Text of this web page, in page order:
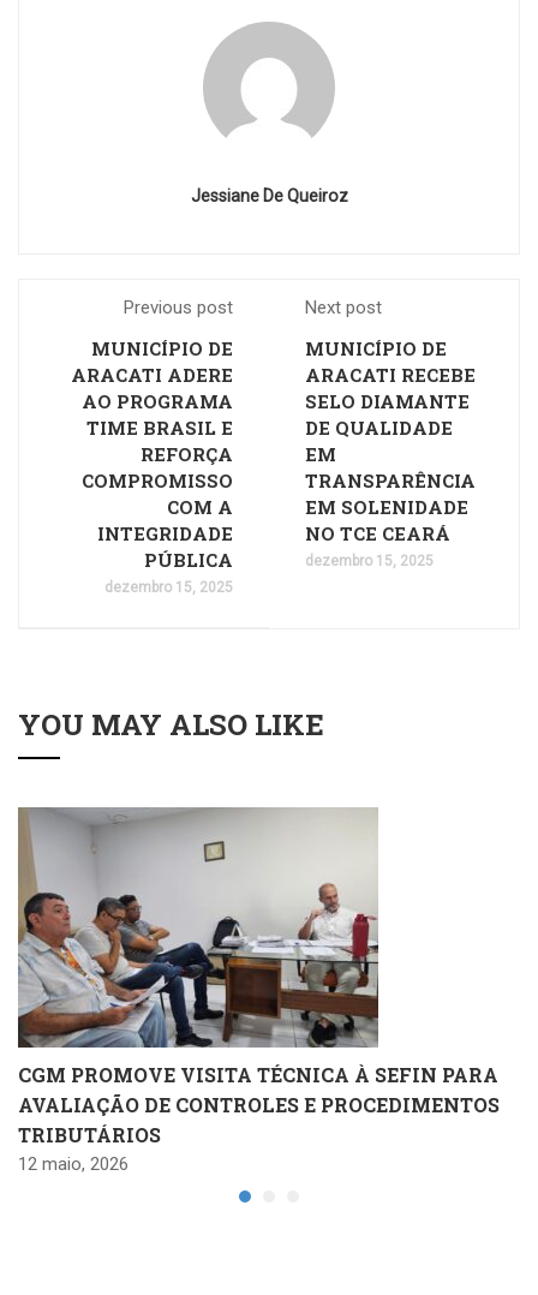
Jessiane De Queiroz
Previous post
MUNICÍPIO DE
ARACATI ADERE
AO PROGRAMA
TIME BRASIL E
REFORÇA
COMPROMISSO
COM A
INTEGRIDADE
PÚBLICA
dezembro 15, 2025
Next post
MUNICÍPIO DE
ARACATI RECEBE
SELO DIAMANTE
DE QUALIDADE
EM
TRANSPARÊNCIA
EM SOLENIDADE
NO TCE CEARÁ
dezembro 15, 2025
YOU MAY ALSO LIKE
CGM PROMOVE VISITA TÉCNICA À SEFIN PARA
AVALIAÇÃO DE CONTROLES E PROCEDIMENTOS
TRIBUTÁRIOS
12 maio, 2026